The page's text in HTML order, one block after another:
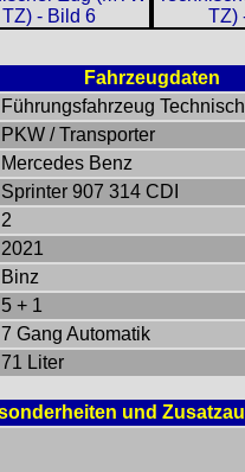
Fahrzeugdaten
Führungsfahrzeug
PKW / Transporter
Mercedes Benz
Sprinter 907 314 CDI
2
2021
Binz
5 + 1
7 Gang Automatik
71 Liter
und